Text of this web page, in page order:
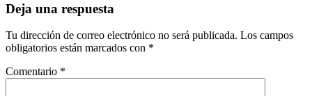
Deja una respuesta
Tu dirección de correo electrónico no será publicada. Los campos
obligatorios están marcados con *
Comentario *